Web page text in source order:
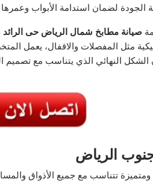
الجودة لضمان استدامة الأبواب
صيانة مطابخ شمال الرياض حى الرائد
مثل المفصلات والاقفال، يعمل
الشكل النهائي الذي يتناسب مع
الرياض
تتناسب مع جميع الأذواق